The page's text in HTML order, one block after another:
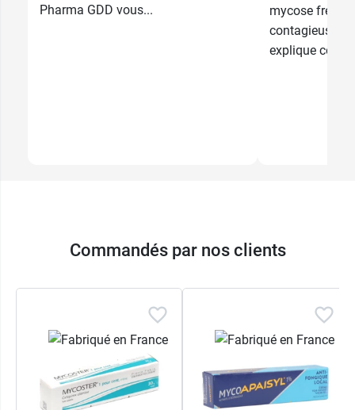
Pharma GDD vous...
mycose
contagieuse.
explique
Commandés par nos clients